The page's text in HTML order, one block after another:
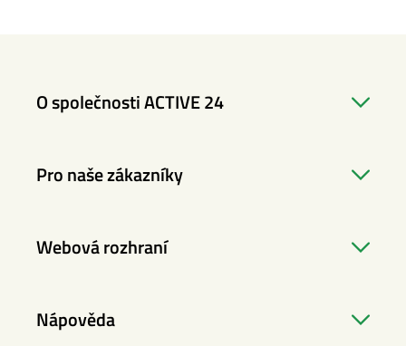
O společnosti ACTIVE 24
Pro naše zákazníky
Webová rozhraní
Nápověda